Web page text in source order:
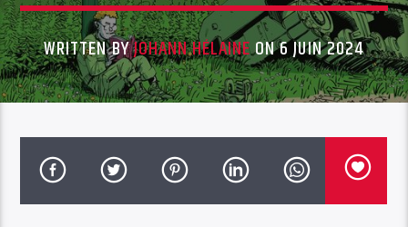
WRITTEN BYJOHANN HÉLAINEON 6 JUIN 2024